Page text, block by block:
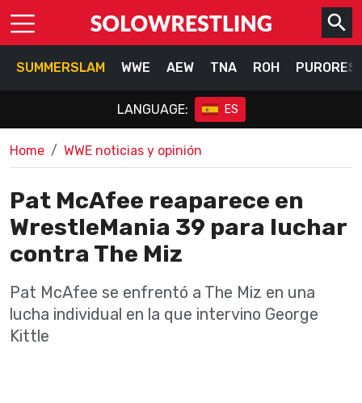
SUMMERSLAM WWE AEW TNA ROH
LANGUAGE: ES
Home WWE noticias y opinión
Pat McAfee reaparece en
WrestleMania 39 para luchar
contra The Miz
Pat McAfee se enfrentó a The Miz en una
lucha individual en la que intervino George
Kittle